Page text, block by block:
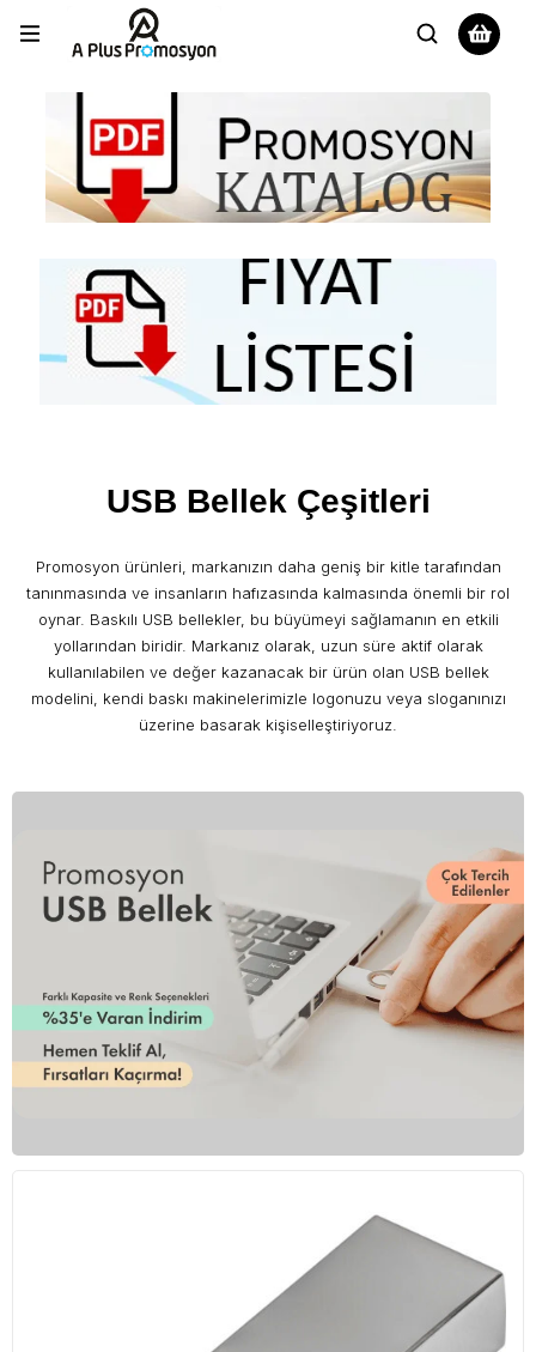
USB Bellek Çeşitleri
Promosyon ürünleri, markanızın daha geniş bir kitle tarafından
tanınmasında ve insanların hafızasında kalmasında önemli bir rol
oynar. Baskılı USB bellekler, bu büyümeyi sağlamanın en etkili
yollarından biridir. Markanız olarak, uzun süre aktif olarak
kullanılabilen ve değer kazanacak bir ürün olan USB bellek
modelini, kendi baskı makinelerimizle logonuzu veya sloganınızı
üzerine basarak kişiselleştiriyoruz.